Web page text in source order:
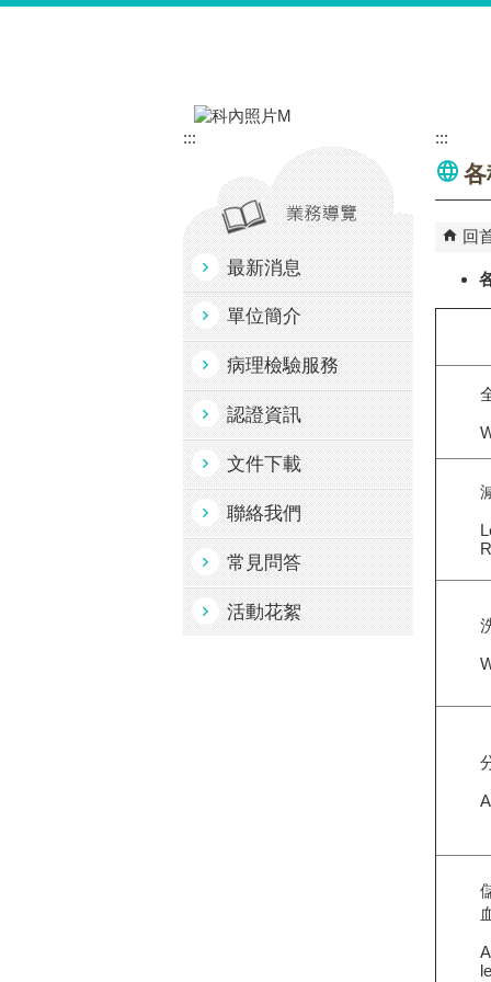
:::
最新消息
單位簡介
病理檢驗服務
認證資訊
文件下載
聯絡我們
常見問答
活動花絮
:::
回